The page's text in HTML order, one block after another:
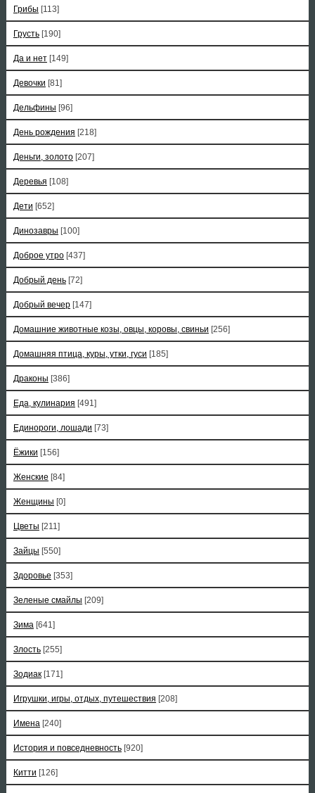
Грибы [113]
Грусть [190]
Да и нет [149]
Девочки [81]
Дельфины [96]
День рождения [218]
Деньги, золото [207]
Деревья [108]
Дети [652]
Динозавры [100]
Доброе утро [437]
Добрый день [72]
Добрый вечер [147]
Домашние животные козы, овцы, коровы, свиньи [256]
Домашняя птица, куры, утки, гуси [185]
Драконы [386]
Еда, кулинария [491]
Единороги, лошади [73]
Ёжики [156]
Женские [84]
Женщины [0]
Цветы [211]
Зайцы [550]
Здоровье [353]
Зеленые смайлы [209]
Зима [641]
Злость [255]
Зодиак [171]
Игрушки, игры, отдых, путешествия [208]
Имена [240]
История и повседневность [920]
Китти [126]